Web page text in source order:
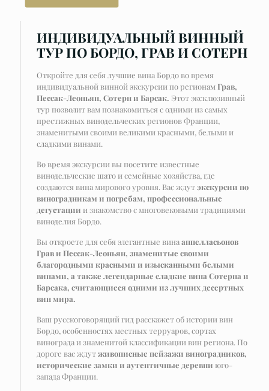
ИНДИВИДУАЛЬНЫЙ ВИННЫЙ
ТУР ПО БОРДО, ГРАВ И СОТЕРН
Откройте для себя лучшие вина Бордо во время
индивидуальной винной экскурсии по регионам Грав,
Пессак-Леоньян, Сотерн и Барсак. Этот эксклюзивный
тур позволит вам познакомиться с одними из самых
престижных винодельческих регионов Франции,
знаменитыми своими великими красными, белыми и
сладкими винами.
Во время экскурсии вы посетите известные
винодельческие шато и семейные хозяйства, где
создаются вина мирового уровня. Вас ждутэкскурсии по
виноградникам и погребам, профессиональные
дегустации и знакомство с многовековыми традициями
виноделия Бордо.
Вы откроете для себя элегантные винааппелласьонов
Грав и Пессак-Леоньян, знаменитые своими
благородными красными и изысканными белыми
винами, а также легендарные сладкие вина Сотерна и
Барсака, считающиеся одними из лучших десертных
вин мира.
Ваш русскоговорящий гид расскажет об истории вин
Бордо, особенностях местных терруаров, сортах
винограда и знаменитой классификации вин региона. По
дороге вас ждутживописные пейзажи виноградников,
исторические замки и аутентичные деревни юго-
запада Франции.